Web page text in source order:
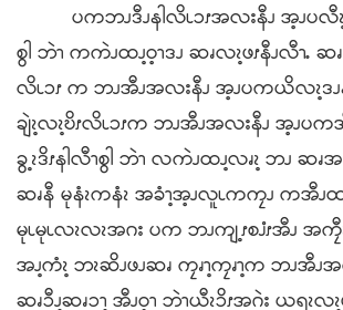
ပကဘၪဒီၪနါလိၬၥၭအလးနီၪ အ့ၪပလီၩ့
စွါ ဘဲၫ ကကဲၪထၪ့ဝ့ၫဒၪ ဆၧလၩ့ဖၭနီၪလီၫႉ
လိၬၥၭ က ဘၪအီၪအလးနီၪ အ့ၪပကယိလၩ့ဒၪန့
ချဲၩ့လၩ့ဎိၭလိၬၥၭက ဘၪအီၪအလးနီၪ အ့ၪပက
ခွ့ၩဒိၭနါလီၫစွါ ဘဲၫ လကဲၪထၪ့လၧၩ့ ဘၪ ဆၧအဂ့
ဆၧနီ မုနံၩကနံၩ အခံၫ့အ့ၪလူၬကကၠၪ ကအီၪထးဝ့
မုၬမုၬလၩလၩအဂး ပက ဘၪကျ့ၭစၨၭအီၪ အကၠီၩ့
အၪ့ကံၩ့ ဘၩဆိၪဖၪဆၧ ကၠၧၫ့ကၠၧၫ့က ဘၪအီၪအ
ဆၧၥီၪ့ဆၧၥၫ့ အီၪဝ့ၫ ဘဲၫယီၩၥိၭအဂဲး ယရၩလ